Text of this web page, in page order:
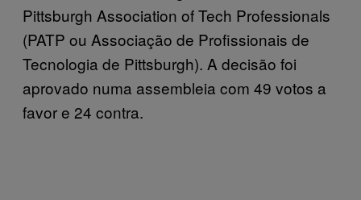
Pittsburgh Association of Tech Professionals
(PATP ou Associação de Profissionais de
Tecnologia de Pittsburgh). A decisão foi
aprovado numa assembleia com 49 votos a
favor e 24 contra.